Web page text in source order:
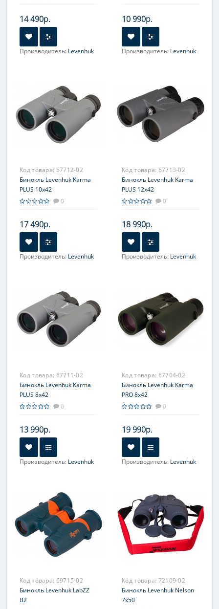
14 490р.
Производитель: Levenhuk
10 990р.
Производитель: Levenhuk
Код товара: 67712-02
Бинокль Levenhuk Karma
PLUS 10x42
0
17 490р.
Производитель: Levenhuk
Центральная
Код товара: 67713-02
Бинокль Levenhuk Karma
PLUS 12x42
0
18 990р.
Производитель: Levenhuk
Центральная
Код товара: 67711-02
Бинокль Levenhuk Karma
PLUS 8x42
0
13 990р.
Производитель: Levenhuk
Центральная
Код товара: 67704-02
Бинокль Levenhuk Karma
PRO 8x42
0
19 990р.
Производитель: Levenhuk
Центральная
Код товара: 69715-02
Бинокль Levenhuk LabZZ
B2
Код товара: 72109-02
Бинокль Levenhuk Nelson
7x50